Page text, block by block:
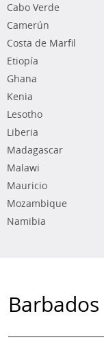
Cabo Verde
Camerún
Costa de Marfil
Etiopía
Ghana
Kenia
Lesotho
Liberia
Madagascar
Malawi
Mauricio
Mozambique
Namibia
Barbados